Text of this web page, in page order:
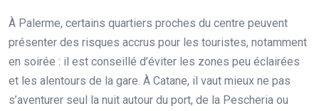
À Palerme, certains quartiers proches du centre peuvent
présenter des risques accrus pour les touristes, notamment
en soirée : il est conseillé d’éviter les zones peu éclairées
et les alentours de la gare. À Catane, il vaut mieux ne pas
s’aventurer seul la nuit autour du port, de la Pescheria ou